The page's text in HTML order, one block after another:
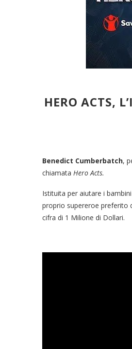
HERO ACTS,
Benedict Cumberbatch,
chiamata Hero Acts.
Istituita per aiutare i
proprio supereroe preferito
cifra di 1 Milione di Dollari.